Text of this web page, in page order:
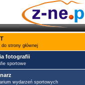
do strony głównej
fotografii
sportowe
wydarzeń sportowych